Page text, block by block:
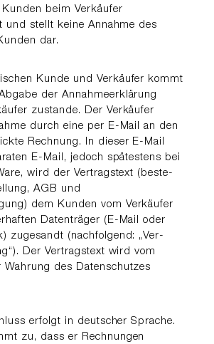
beim Ver­käufer
und stellt keine Annahme des
dar.
Kunde und Verkäufer kommt
der Annahmeerklärung
zu­stande. Der Verkäufer
durch eine per E-Mail an den
Rechnung. In dieser E-Mail
E-Mail, jedoch spätes­tens bei
wird der Vertragstext (beste­
AGB und
dem Kun­den vom Verkäufer
Datenträger (E-Mail oder
zugesandt (nachfolgend: „Ver­
Der Vertragstext wird vom
Wahrung des Datenschutzes
erfolgt in deutscher Sprache.
zu, dass er Rechnungen